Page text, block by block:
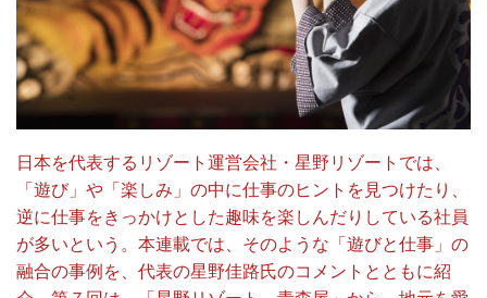
日本を代表するリゾート運営会社・星野リゾートでは、
「遊び」や「楽しみ」の中に仕事のヒントを見つけたり、
逆に仕事をきっかけとした趣味を楽しんだりしている社員
が多いという。本連載では、そのような「遊びと仕事」の
融合の事例を、代表の星野佳路氏のコメントとともに紹